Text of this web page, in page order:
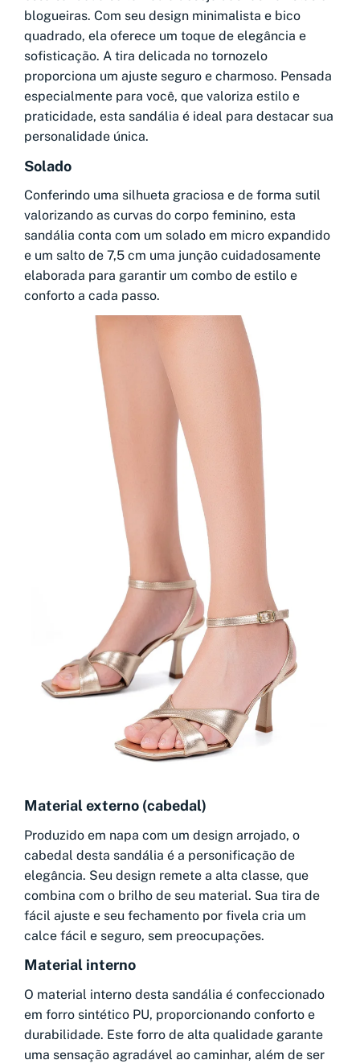
blogueiras. Com seu design minimalista e bico
quadrado, ela oferece um toque de elegância e
sofisticação. A tira delicada no tornozelo
proporciona um ajuste seguro e charmoso. Pensada
especialmente para você, que valoriza estilo e
praticidade, esta sandália é ideal para destacar sua
personalidade única.
Solado
Conferindo uma silhueta graciosa e de forma sutil
valorizando as curvas do corpo feminino, esta
sandália conta com um solado em micro expandido
e um salto de 7,5 cm uma junção cuidadosamente
elaborada para garantir um combo de estilo e
conforto a cada passo.
Material externo (cabedal)
Produzido em napa com um design arrojado, o
cabedal desta sandália é a personificação de
elegância. Seu design remete a alta classe, que
combina com o brilho de seu material. Sua tira de
fácil ajuste e seu fechamento por fivela cria um
calce fácil e seguro, sem preocupações.
Material interno
O material interno desta sandália é confeccionado
em forro sintético PU, proporcionando conforto e
durabilidade. Este forro de alta qualidade garante
uma sensação agradável ao caminhar, além de ser